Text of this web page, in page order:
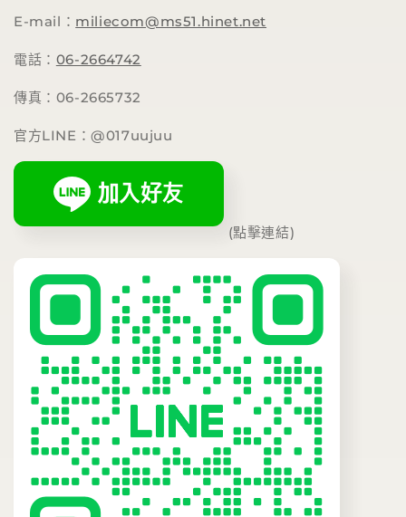
E-mail： miliecom@ms51.hinet.net
電話： 06-2664742
傳真：06-2665732
官方LINE：@017uujuu
(點擊連結)